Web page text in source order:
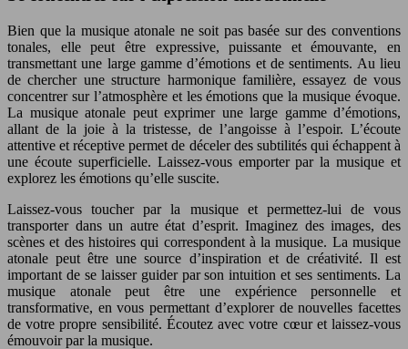
Bien que la musique atonale ne soit pas basée sur des conventions
tonales, elle peut être expressive, puissante et émouvante, en
transmettant une large gamme d’émotions et de sentiments. Au lieu
de chercher une structure harmonique familière, essayez de vous
concentrer sur l’atmosphère et les émotions que la musique évoque.
La musique atonale peut exprimer une large gamme d’émotions,
allant de la joie à la tristesse, de l’angoisse à l’espoir. L’écoute
attentive et réceptive permet de déceler des subtilités qui échappent à
une écoute superficielle. Laissez-vous emporter par la musique et
explorez les émotions qu’elle suscite.
Laissez-vous toucher par la musique et permettez-lui de vous
transporter dans un autre état d’esprit. Imaginez des images, des
scènes et des histoires qui correspondent à la musique. La musique
atonale peut être une source d’inspiration et de créativité. Il est
important de se laisser guider par son intuition et ses sentiments. La
musique atonale peut être une expérience personnelle et
transformative, en vous permettant d’explorer de nouvelles facettes
de votre propre sensibilité. Écoutez avec votre cœur et laissez-vous
émouvoir par la musique.